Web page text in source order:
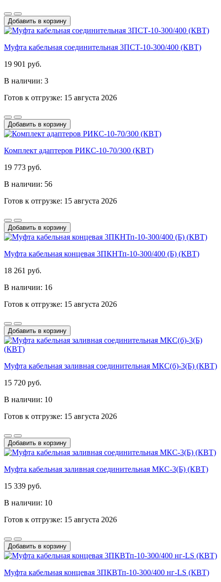
Добавить в корзину
Муфта кабельная соединительная 3ПСТ-10-300/400 (КВТ)
19 901 руб.
В наличии: 3
Готов к отгрузке: 15 августа 2026
Добавить в корзину
Комплект адаптеров РИКС-10-70/300 (КВТ)
19 773 руб.
В наличии: 56
Готов к отгрузке: 15 августа 2026
Добавить в корзину
Муфта кабельная концевая 3ПКНТп-10-300/400 (Б) (КВТ)
18 261 руб.
В наличии: 16
Готов к отгрузке: 15 августа 2026
Добавить в корзину
Муфта кабельная заливная соединительная МКС(б)-3(Б) (КВТ)
15 720 руб.
В наличии: 10
Готов к отгрузке: 15 августа 2026
Добавить в корзину
Муфта кабельная заливная соединительная МКС-3(Б) (КВТ)
15 339 руб.
В наличии: 10
Готов к отгрузке: 15 августа 2026
Добавить в корзину
Муфта кабельная концевая 3ПКВТп-10-300/400 нг-LS (КВТ)